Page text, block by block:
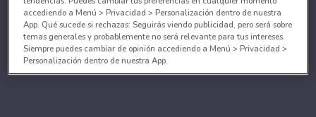
accediendo a Menú > Privacidad > Personalización dentro de nuestra
App. Qué sucede si rechazas: Seguirás viendo publicidad, pero será sobre
temas generales y probablemente no será relevante para tus intereses.
Siempre puedes cambiar de opinión accediendo a Menú > Privacidad >
Personalización dentro de nuestra App.